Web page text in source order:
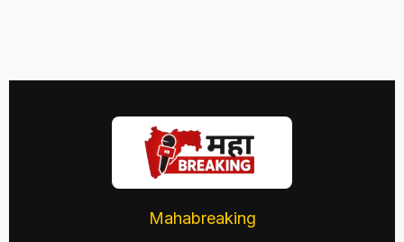
Mahabreaking